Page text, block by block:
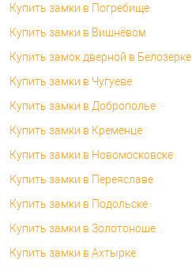
Купить замки в Погребище
Купить замки в Вишнёвом
Купить замок дверной в Белозерке
Купить замки в Чугуеве
Купить замки в Доброполье
Купить замки в Кременце
Купить замки в Новомосковске
Купить замки в Переяславе
Купить замки в Подольске
Купить замки в Золотоноше
Купить замки в Ахтырке